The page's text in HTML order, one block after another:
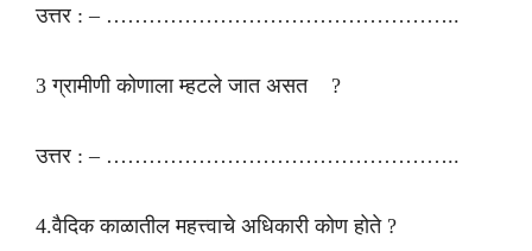
उत्तर : – …………………………………………..
3 ग्रामीणी कोणाला म्हटले जात असत ?
उत्तर : – …………………………………………..
4.वैदिक काळातील महत्त्वाचे अधिकारी कोण होते ?